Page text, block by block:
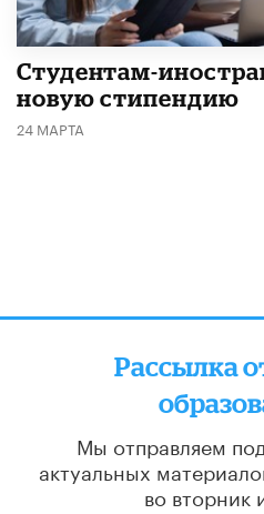
Студентам-
новую стипендию
24 МАРТА
Рассылка
Мы отправляем
актуальных
во вторник